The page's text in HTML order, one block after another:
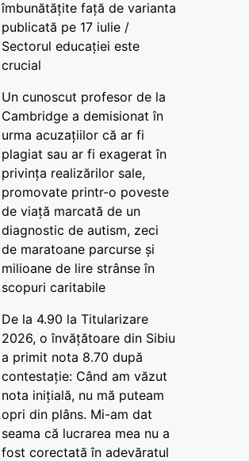
îmbunătățite față de varianta
publicată pe 17 iulie /
Sectorul educației este
crucial
Un cunoscut profesor de la
Cambridge a demisionat în
urma acuzațiilor că ar fi
plagiat sau ar fi exagerat în
privința realizărilor sale,
promovate printr-o poveste
de viață marcată de un
diagnostic de autism, zeci
de maratoane parcurse și
milioane de lire strânse în
scopuri caritabile
De la 4.90 la Titularizare
2026, o învățătoare din Sibiu
a primit nota 8.70 după
contestație: Când am văzut
nota inițială, nu mă puteam
opri din plâns. Mi-am dat
seama că lucrarea mea nu a
fost corectată în adevăratul